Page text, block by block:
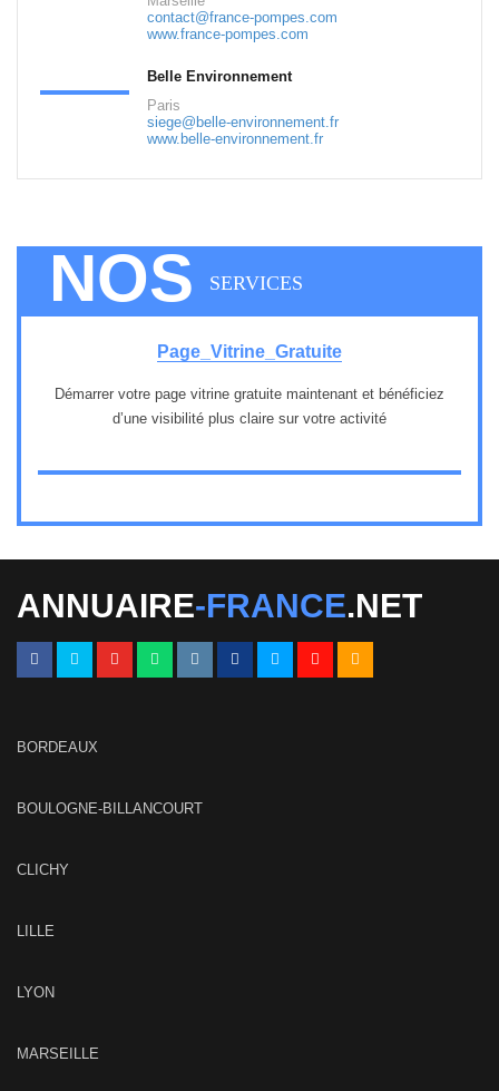
contact@france-pompes.com
www.france-pompes.com
Belle Environnement
Paris
siege@belle-environnement.fr
www.belle-environnement.fr
NOS SERVICES
Page_Vitrine_Gratuite
Démarrer votre page vitrine gratuite maintenant et bénéficiez
d’une visibilité plus claire sur votre activité
ANNUAIRE-FRANCE.NET
BORDEAUX
BOULOGNE-BILLANCOURT
CLICHY
LILLE
LYON
MARSEILLE